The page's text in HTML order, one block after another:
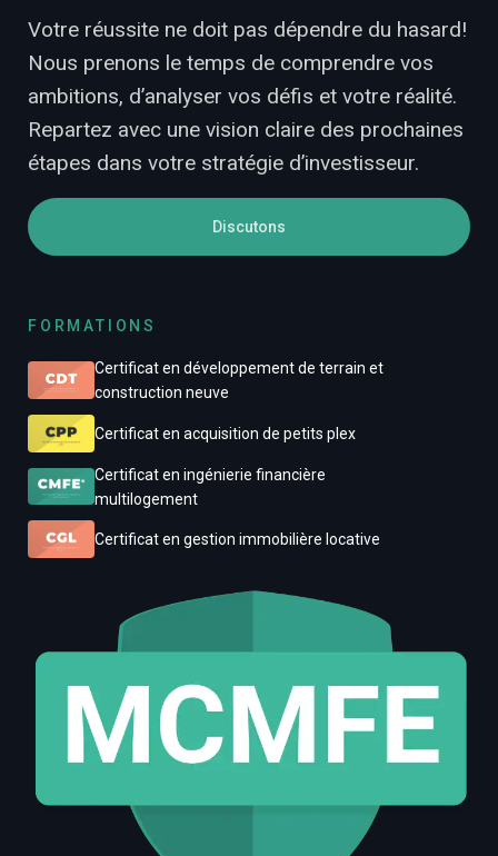
Votre réussite ne doit pas dépendre du hasard!
Nous prenons le temps de comprendre vos
ambitions, d’analyser vos défis et votre réalité.
Repartez avec une vision claire des prochaines
étapes dans votre stratégie d’investisseur.
Discutons
FORMATIONS
Certificat en développement de terrain et
construction neuve
Certificat en acquisition de petits plex
Certificat en ingénierie financière
multilogement
Certificat en gestion immobilière locative